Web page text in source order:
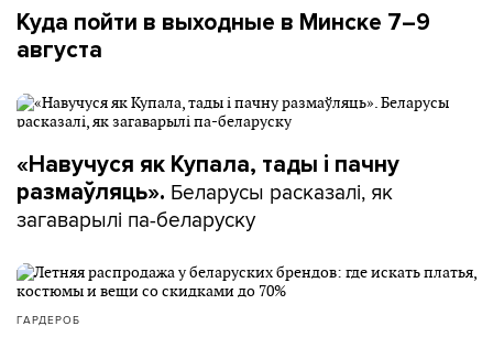
Куда пойти в выходные в Минске 7–9
августа
«Навучуся як Купала, тады і пачну
размаўляць». Беларусы расказалі, як
загаварылі па-беларуску
ГАРДЕРОБ